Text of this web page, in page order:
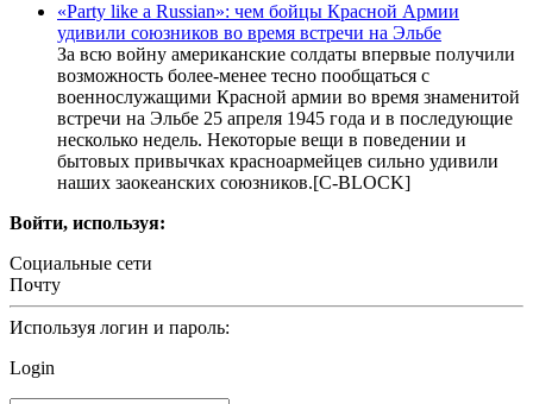
«Party like a Russian»: чем бойцы Красной Армии
удивили союзников во время встречи на Эльбе
За всю войну американские солдаты впервые получили
возможность более-менее тесно пообщаться с
военнослужащими Красной армии во время знаменитой
встречи на Эльбе 25 апреля 1945 года и в последующие
несколько недель. Некоторые вещи в поведении и
бытовых привычках красноармейцев сильно удивили
наших заокеанских союзников.[С-BLOCK]
Войти, используя:
Социальные сети
Почту
Используя логин и пароль:
Login